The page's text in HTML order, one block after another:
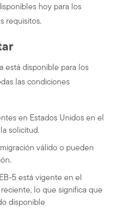
hoy para los
requisitos.
está disponible para los
las condiciones
en Estados Unidos en el
solicitud.
válido o pueden
5 está vigente en el
lo que significa que
disponible